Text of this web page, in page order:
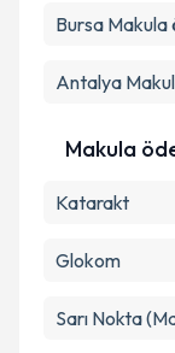
Bursa Makula
Antalya
Makula
Katarakt
Glokom
Sarı Nokta